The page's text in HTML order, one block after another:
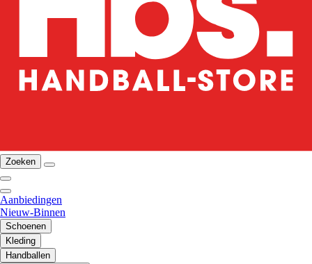
Zoeken
Aanbiedingen
Nieuw-Binnen
Schoenen
Kleding
Handballen